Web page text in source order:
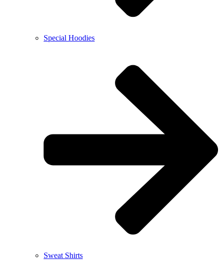
Special Hoodies
Sweat Shirts